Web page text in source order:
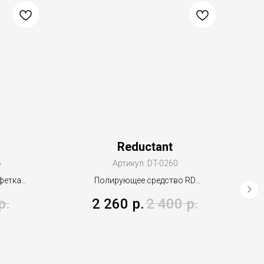
Reductant
Артикул: DT-0260
Полирующее средство RD
2 260 р.2 400 р.